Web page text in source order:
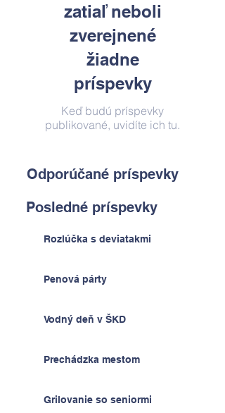
zatiaľ neboli
zverejnené
žiadne
príspevky
Keď budú príspevky
publikované, uvidíte ich tu.
Odporúčané príspevky
Posledné príspevky
Rozlúčka s deviatakmi
Penová párty
Vodný deň v ŠKD
Prechádzka mestom
Grilovanie so seniormi